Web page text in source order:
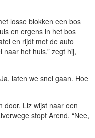
losse blokken een bos
en ergens in het bos
en rijdt met de auto
naar het huis,” zegt hij,
laten we snel gaan. Hoe
door. Liz wijst naar een
stopt Arend. “Nee,